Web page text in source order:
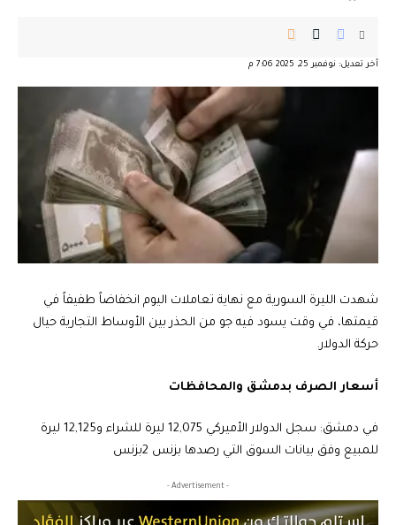
آخر تعديل: نوفمبر 25, 2025 7:06 م
شهدت الليرة السورية مع نهاية تعاملات اليوم انخفاضاً طفيفاً في
قيمتها، في وقت يسود فيه جو من الحذر بين الأوساط التجارية حيال
حركة الدولار.
أسعار الصرف بدمشق والمحافظات
في دمشق: سجل الدولار الأميركي 12,075 ليرة للشراء و12,125 ليرة
للمبيع وفق بيانات السوق التي رصدها بزنس 2بزنس
- Advertisement -